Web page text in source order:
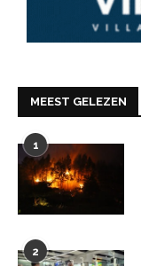
MEEST GELEZEN
1
2